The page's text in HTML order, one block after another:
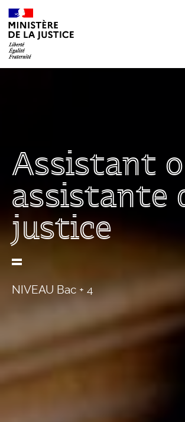
Aller au contenu
Assistant
assistante
justice
NIVEAU Bac + 4